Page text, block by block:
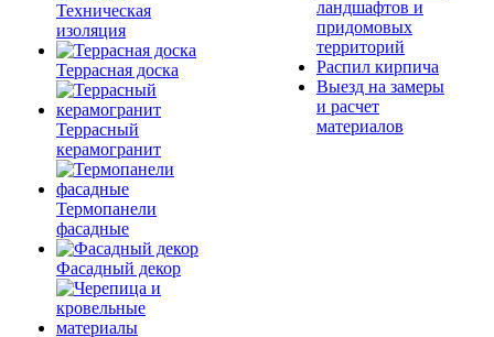
Техническая
изоляция
Террасная доска
Террасный
керамогранит
Термопанели
фасадные
Фасадный декор
ландшафтов и
придомовых
территорий
Распил кирпича
Выезд на замеры
и расчет
материалов